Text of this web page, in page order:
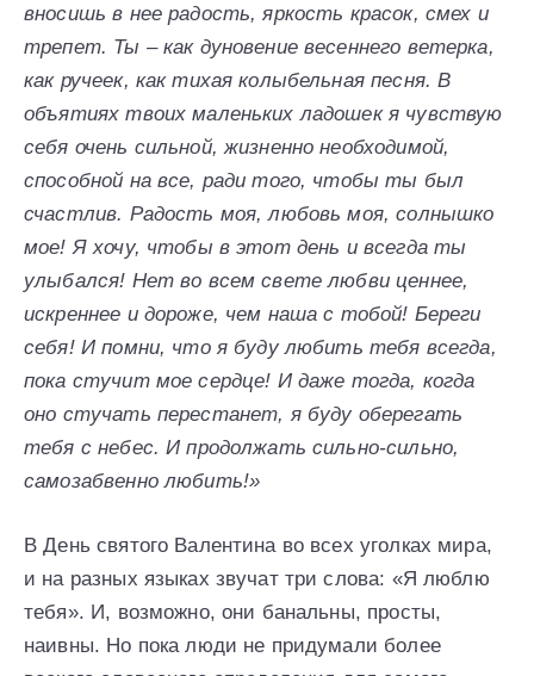
вносишь в нее радость, яркость красок, смех и
трепет. Ты – как дуновение весеннего ветерка,
как ручеек, как тихая колыбельная песня. В
объятиях твоих маленьких ладошек я чувствую
себя очень сильной, жизненно необходимой,
способной на все, ради того, чтобы ты был
счастлив. Радость моя, любовь моя, солнышко
мое! Я хочу, чтобы в этот день и всегда ты
улыбался! Нет во всем свете любви ценнее,
искреннее и дороже, чем наша с тобой! Береги
себя! И помни, что я буду любить тебя всегда,
пока стучит мое сердце! И даже тогда, когда
оно стучать перестанет, я буду оберегать
тебя с небес. И продолжать сильно-сильно,
самозабвенно любить!»
В День святого Валентина во всех уголках мира,
и на разных языках звучат три слова: «Я люблю
тебя». И, возможно, они банальны, просты,
наивны. Но пока люди не придумали более